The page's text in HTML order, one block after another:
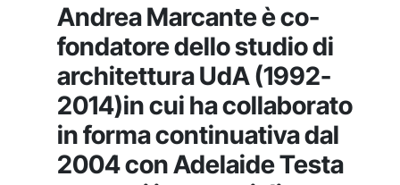
Andrea Marcante è co-
fondatore dello studio di
architettura UdA (1992-
2014)in cui ha collaborato
in forma continuativa dal
2004 con Adelaide Testa